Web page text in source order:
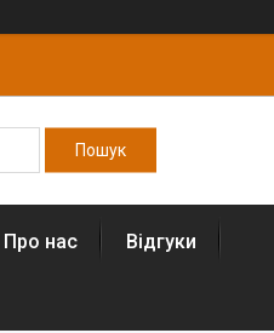
Про нас Відгуки